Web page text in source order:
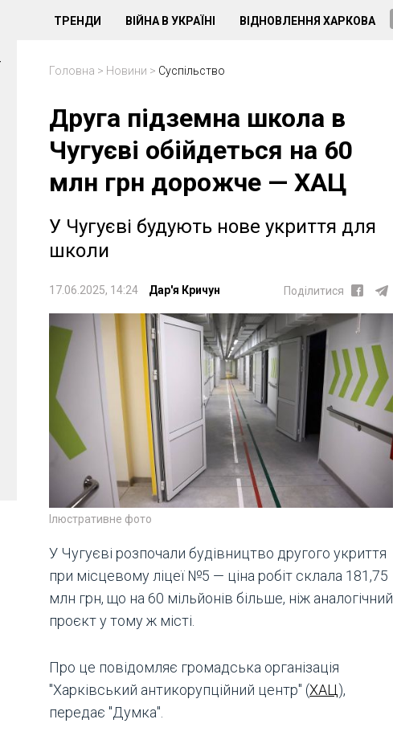
ТРЕНДИ ВІЙНА В УКРАЇНІ ВІДНОВЛЕННЯ ХАРКОВА
Головна > Новини > Суспільство
Друга підземна школа в
Чугуєві обійдеться на 60
млн грн дорожче — ХАЦ
У Чугуєві будують нове укриття для
школи
17.06.2025, 14:24 Дар'я Кричун Поділитися
Ілюстративне фото
У Чугуєві розпочали будівництво другого укриття
при місцевому ліцеї №5 — ціна робіт склала 181,75
млн грн, що на 60 мільйонів більше, ніж аналогічний
проєкт у тому ж місті.
Про це повідомляє громадська організація
"Харківський антикорупційний центр" (ХАЦ),
передає "Думка".